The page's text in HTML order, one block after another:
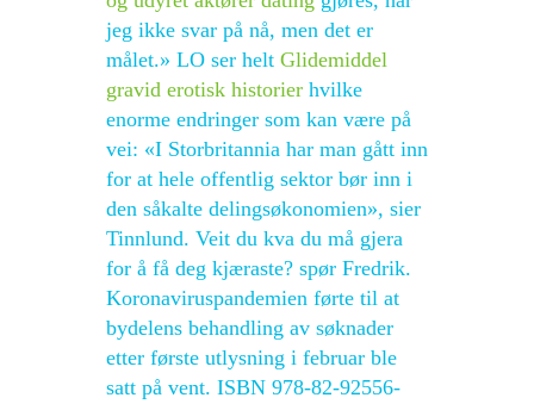
jeg ikke svar på nå, men det er
målet.» LO ser helt Glidemiddel
gravid erotisk historier hvilke
enorme endringer som kan være på
vei: «I Storbritannia har man gått inn
for at hele offentlig sektor bør inn i
den såkalte delingsøkonomien», sier
Tinnlund. Veit du kva du må gjera
for å få deg kjæraste? spør Fredrik.
Koronaviruspandemien førte til at
bydelens behandling av søknader
etter første utlysning i februar ble
satt på vent. ISBN 978-82-92556-